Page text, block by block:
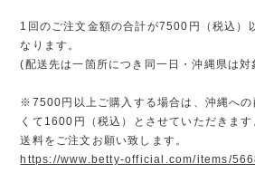
1回のご注文金額の合計が7500円（税込）
なります。
(配送先は一箇所につき同一日・沖縄県は対
※7500円以上ご購入する場合は、沖縄への
くて1600円（税込）とさせていただきま
送料をご注文お願い致します。
https://www.betty-official.com/items/